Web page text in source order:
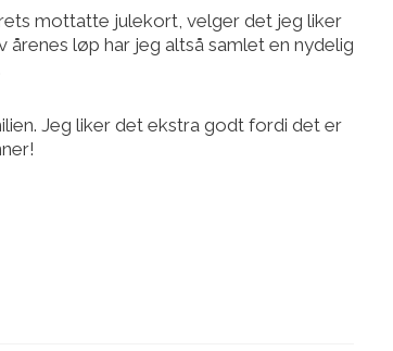
mottatte julekort, velger det jeg liker
løp har jeg altså samlet en nydelig
Jeg liker det ekstra godt fordi det er